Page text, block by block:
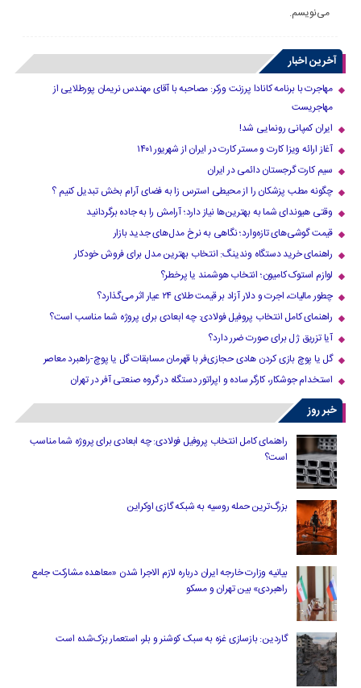
می‌نویسم.
آخرین اخبار
مهاجرت با برنامه کانادا پرزنت ورکر: مصاحبه با آقای مهندس نریمان پورطلایی از
مهاجریست
ایران کمپانی رونمایی شد!
آغاز ارائه ویزا کارت و مستر کارت در ایران از شهریور ۱۴۰۱
سیم کارت گرجستان دائمی در ایران
چگونه مطب پزشکان را از محیطی استرس زا به فضای آرام بخش تبدیل کنیم ؟
وقتی هیوندای شما به بهترین‌ها نیاز دارد؛ آرامش را به جاده برگردانید
قیمت گوشی‌های تازه‌وارد؛ نگاهی به نرخ مدل‌های جدید بازار
راهنمای خرید دستگاه وندینگ: انتخاب بهترین مدل برای فروش خودکار
لوازم استوک کامیون؛ انتخاب هوشمند یا پرخطر؟
چطور مالیات، اجرت و دلار آزاد بر قیمت طلای ۲۴ عیار اثر می‌گذارد؟
راهنمای کامل انتخاب پروفیل فولادی: چه ابعادی برای پروژه شما مناسب است؟
آیا تزریق ژل برای صورت ضرر دارد​؟
گل یا پوچ بازی کردن هادی حجازی‌فر با قهرمان مسابقات گل یا پوچ-راهبرد معاصر
استخدام جوشکار، کارگر ساده و اپراتور دستگاه در گروه صنعتی آفر در تهران
خبر روز
راهنمای کامل انتخاب پروفیل فولادی: چه ابعادی برای پروژه شما مناسب
است؟
بزرگ‌ترین حمله روسیه به شبکه گازی اوکراین
بیانیه وزارت خارجه ایران درباره لازم‌ الاجرا شدن «معاهده مشارکت جامع
راهبردی» بین تهران و مسکو
گاردین: بازسازی غزه به سبک کوشنر و بلر، استعمار بزک‌شده است